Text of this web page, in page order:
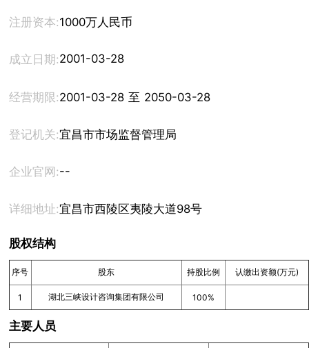
注册资本:1000万人民币
成立日期:2001-03-28
经营期限: 2001-03-28 至 2050-03-28
登记机关:宜昌市市场监督管理局
企业官网:--
详细地址:宜昌市西陵区夷陵大道98号
股权结构
序号 股东 持股比例 认缴出资额(万元)
1 湖北三峡设计咨询集团有限公司 100%
主要人员